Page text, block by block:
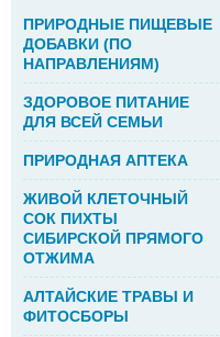
ПРИРОДНЫЕ ПИЩЕВЫЕ
ДОБАВКИ (ПО
НАПРАВЛЕНИЯМ)
ЗДОРОВОЕ ПИТАНИЕ
ДЛЯ ВСЕЙ СЕМЬИ
ПРИРОДНАЯ АПТЕКА
ЖИВОЙ КЛЕТОЧНЫЙ
СОК ПИХТЫ
СИБИРСКОЙ ПРЯМОГО
ОТЖИМА
АЛТАЙСКИЕ ТРАВЫ И
ФИТОСБОРЫ